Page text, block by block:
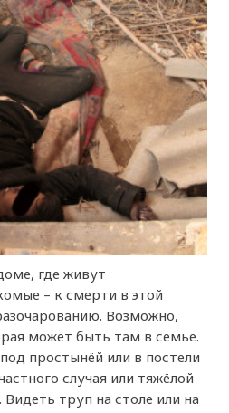
где живут
– к смерти в этой
Возможно,
может быть там в семье.
простынёй или в постели
случая или тяжёлой
труп на столе или на